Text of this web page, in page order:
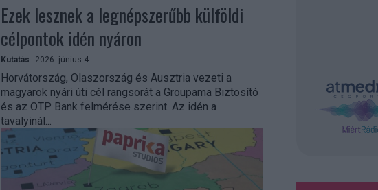
Ezek lesznek a legnépszerűbb külföldi
célpontok idén nyáron
Kutatás 2026. június 4.
Horvátország, Olaszország és Ausztria vezeti a
magyarok nyári úti cél rangsorát a Groupama Biztosító
és az OTP Bank felmérése szerint. Az idén a
tavalyinál...